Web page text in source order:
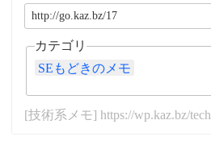
カテゴリ
SEもどきのメモ
[技術系メモ] https://wp.kaz.bz/tech